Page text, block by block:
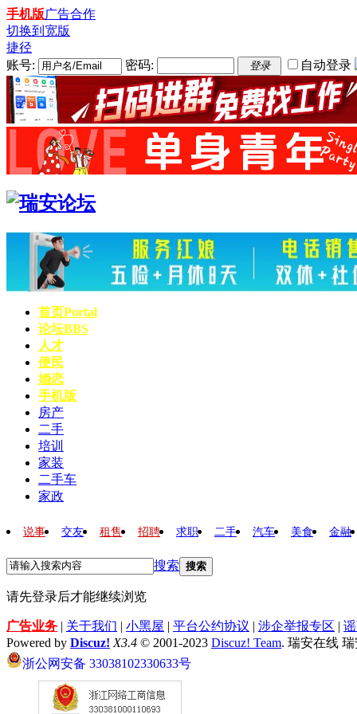
手机版广告合作
切换到宽版
捷径
账号:
密码: 登录 自动登录
首页Portal
论坛BBS
人才
便民
婚恋
手机版
房产
二手
培训
家装
二手车
家政
说事 交友 租售 招聘 求职 二手 汽车 美食 金融
搜索 搜索
请先登录后才能继续浏览
广告业务 | 关于我们 | 小黑屋 | 平台公约协议 | 涉企举报专区 |
Powered by Discuz! X3.4 © 2001-2023 Discuz! Team. 瑞安在线
浙公网安备 33038102330633号